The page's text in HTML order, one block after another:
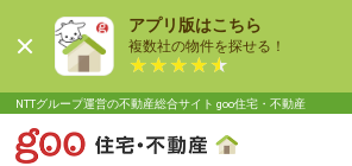
アプリ版はこちら
複数社の物件を探せる！
NTTグループ運営の不動産総合サイト goo住宅・不動産